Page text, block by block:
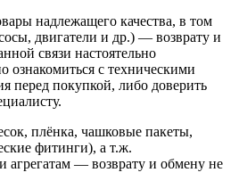
надлежащего качества, в том
двигатели и др.) — возврату и
связи настоятельно
ознакомиться с техническими
перед покупкой, либо доверить
плёнка, чашковые пакеты,
фитинги), а т.ж.
агрегатам — возврату и обмену не